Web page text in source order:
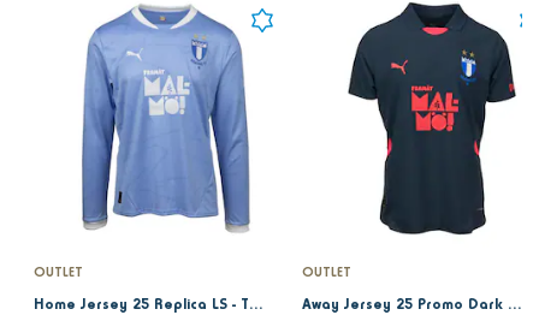
OUTLET
Home Jersey 25 Replica LS - Team Light Blue
OUTLET
Away Jersey 25 Promo Dark Night